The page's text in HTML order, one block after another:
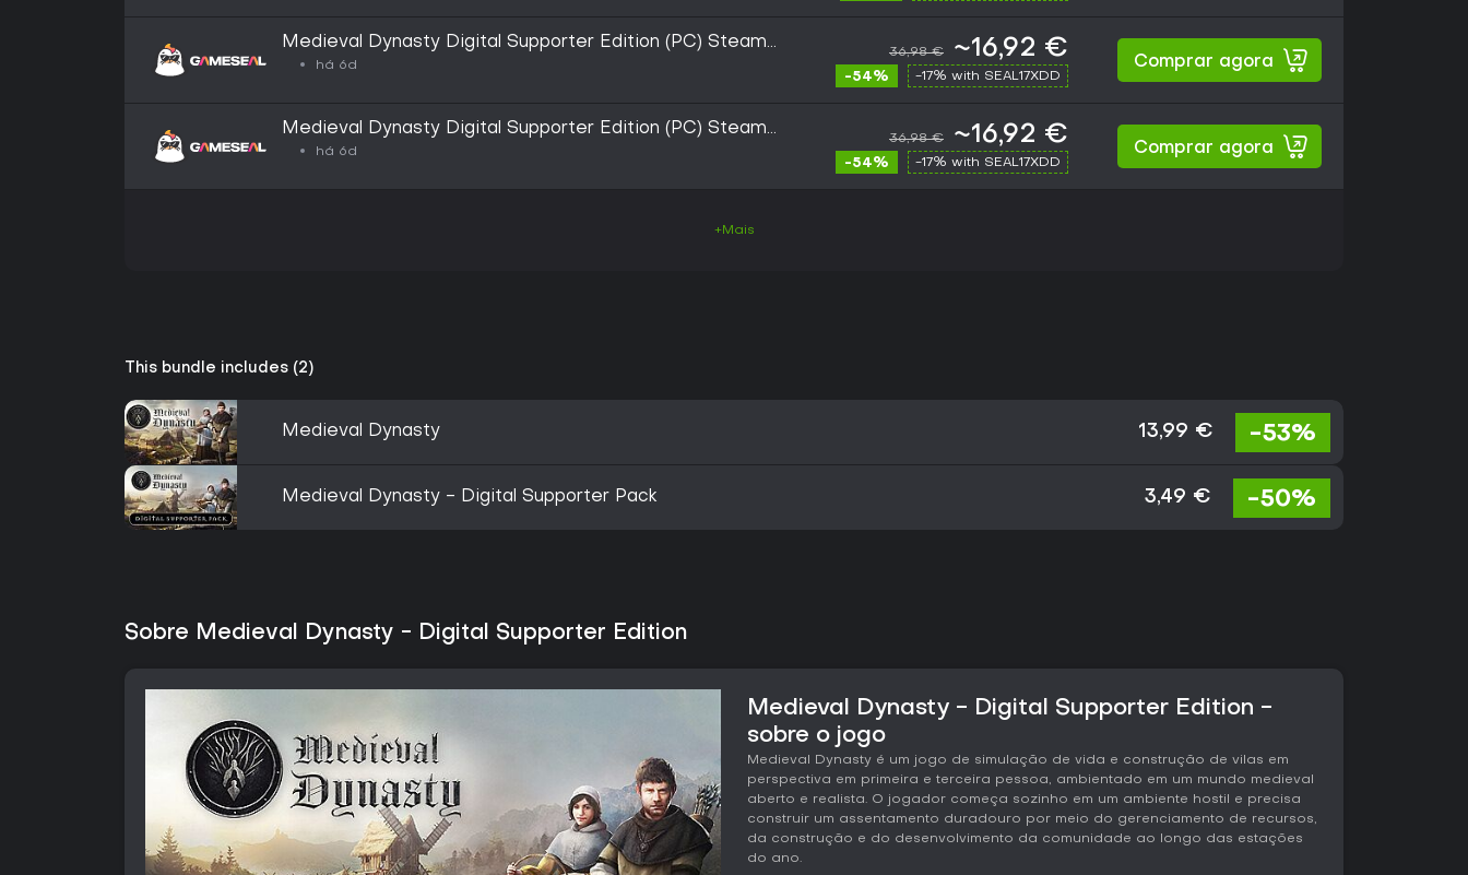
Medieval Dynasty Digital Supporter Edition (PC) Steam
Key - EU
há 6d
36,98 € ~16,92 €
-54% -17% with SEAL17XDD
Comprar agora
Medieval Dynasty Digital Supporter Edition (PC) Steam
Key - GLOBAL
há 6d
36,98 € ~16,92 €
-54% -17% with SEAL17XDD
Comprar agora
+Mais
This bundle includes (2)
Medieval Dynasty 13,99 € -53%
Medieval Dynasty - Digital Supporter Pack 3,49 € -50%
Sobre Medieval Dynasty - Digital Supporter Edition
Medieval Dynasty - Digital Supporter Edition -
sobre o jogo
Medieval Dynasty é um jogo de simulação de vida e construção de vilas em
perspectiva em primeira e terceira pessoa, ambientado em um mundo medieval
aberto e realista. O jogador começa sozinho em um ambiente hostil e precisa
construir um assentamento duradouro por meio do gerenciamento de recursos,
da construção e do desenvolvimento da comunidade ao longo das estações
do ano.